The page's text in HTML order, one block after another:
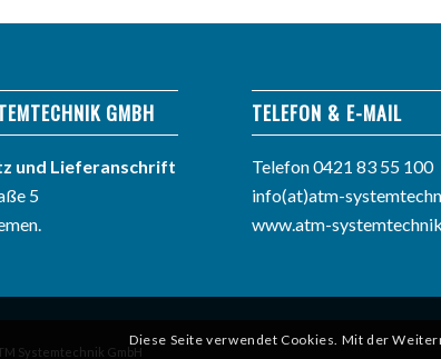
GMBH
und Lieferanschrift
5
TELEFON & E-MAIL
Telefon0421 83 55 100
info(at)atm-
www.atm-
Systemtechnik GmbH
Diese Seite verwendet Cookies. Mit der